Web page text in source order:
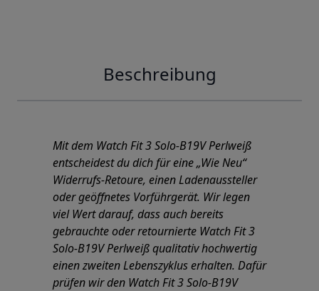
Beschreibung
Mit dem Watch Fit 3 Solo-B19V Perlweiß
entscheidest du dich für eine „Wie Neu“
Widerrufs-Retoure, einen Ladenaussteller
oder geöffnetes Vorführgerät. Wir legen
viel Wert darauf, dass auch bereits
gebrauchte oder retournierte Watch Fit 3
Solo-B19V Perlweiß qualitativ hochwertig
einen zweiten Lebenszyklus erhalten. Dafür
prüfen wir den Watch Fit 3 Solo-B19V